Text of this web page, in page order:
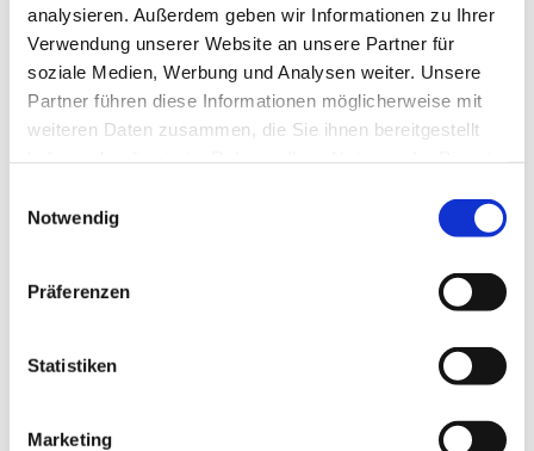
analysieren. Außerdem geben wir Informationen zu Ihrer
Verwendung unserer Website an unsere Partner für
soziale Medien, Werbung und Analysen weiter. Unsere
Partner führen diese Informationen möglicherweise mit
weiteren Daten zusammen, die Sie ihnen bereitgestellt
Notwendig
Präferenzen
Statistiken
Marketing